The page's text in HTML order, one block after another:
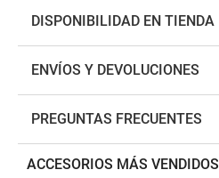
DISPONIBILIDAD EN TIENDA
ENVÍOS Y DEVOLUCIONES
PREGUNTAS FRECUENTES
ACCESORIOS MÁS VENDIDOS